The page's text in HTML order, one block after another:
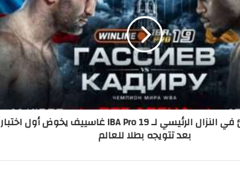
تغيير مفاجئ في النزال الرئيسي لـ IBA Pro 19 غاسييف يخوض أول اختبار
بعد تتويجه بطلا للعالم